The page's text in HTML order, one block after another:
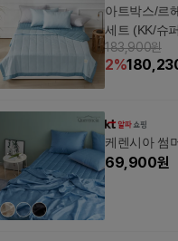
아트박스/르
세트 (KK/슈
183,900원
2%
케렌시아 썸
69,900원